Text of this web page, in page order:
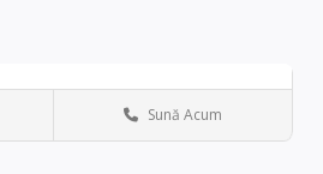
Los Angeles
Sună Acum